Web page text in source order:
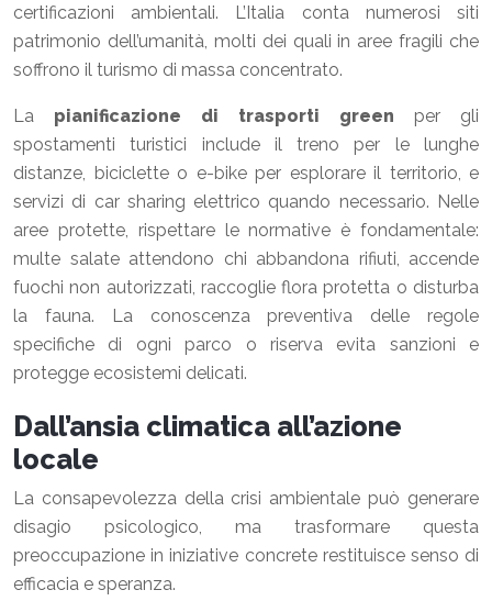
certificazioni ambientali. L’Italia conta numerosi siti
patrimonio dell’umanità, molti dei quali in aree fragili che
soffrono il turismo di massa concentrato.
La pianificazione di trasporti green per gli
spostamenti turistici include il treno per le lunghe
distanze, biciclette o e-bike per esplorare il territorio, e
servizi di car sharing elettrico quando necessario. Nelle
aree protette, rispettare le normative è fondamentale:
multe salate attendono chi abbandona rifiuti, accende
fuochi non autorizzati, raccoglie flora protetta o disturba
la fauna. La conoscenza preventiva delle regole
specifiche di ogni parco o riserva evita sanzioni e
protegge ecosistemi delicati.
Dall’ansia climatica all’azione
locale
La consapevolezza della crisi ambientale può generare
disagio psicologico, ma trasformare questa
preoccupazione in iniziative concrete restituisce senso di
efficacia e speranza.